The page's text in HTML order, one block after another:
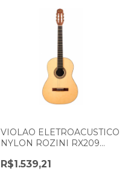
VIOLAO ELETROACUSTICO
NYLON ROZINI RX209
NATURAL
R$1.539,21